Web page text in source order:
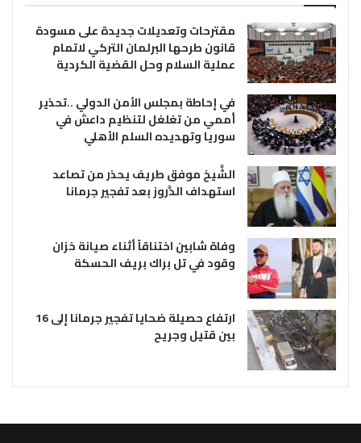
مقترحات وتعديلات جديدة على مسودة
قانون طرحها البرلمان التركي لاتمام
عملية السلام وحل القضية الكردية
في إحاطة بمجلس الأمن الدولي ..تحذير
أممي من تغلغل لتنظيم داعش في
سوريا وتهديده السلم الأهلي
الشَّيخ موفق طريف يحذر من تصاعد
استهداف الدَّروز بعد تفجير جرمانا
وفاة شابين اختناقاً أثناء صيانة خزان
وقود في تل براك بريف الحسكة
ارتفاع حصيلة ضحايا تفجير جرمانا إلى 16
بين قتيل وجريح